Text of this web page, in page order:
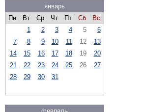
январь
Пн
Вт Ср Чт Пт Сб
Вс
1
2 3 4 5
6
7
8 9 10 11 12
13
14
15 16 17 18 19
20
21
22 23 24 25 26
27
28
29 30 31